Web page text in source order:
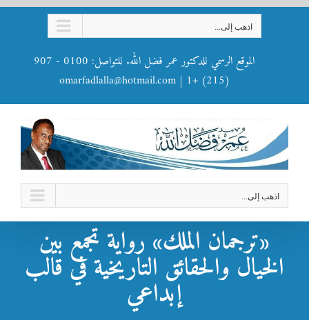
اذهب إلى...
الموقع الرسمي للدكتور عمر فضل الله. للتواصل: 0100 - 907
(215) +1
|
omarfadlalla@hotmail.com
اذهب إلى...
«ترجمان الملك» رواية تجمع بين
الخيال والحقائق التاريخية في قالب
إبداعي